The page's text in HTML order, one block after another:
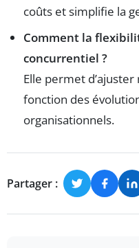
coûts et simplifie la
Comment la
concurrentiel ?
Elle permet
fonction des
organisationnels.
Partager :